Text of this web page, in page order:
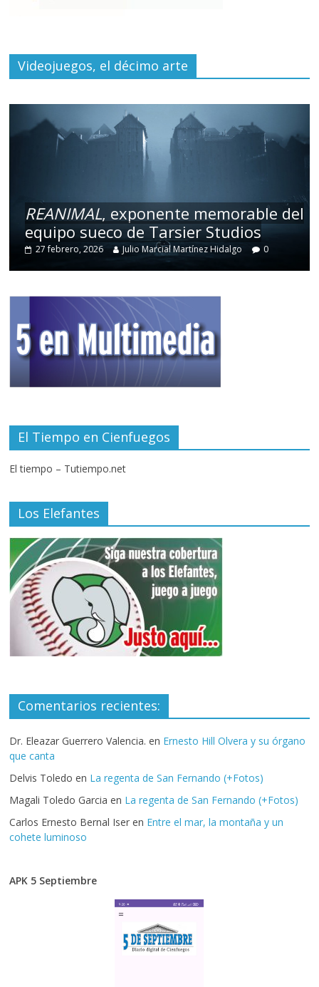
Videojuegos, el décimo arte
REANIMAL, exponente memorable del
equipo sueco de Tarsier Studios
27 febrero, 2026 Julio Marcial Martínez Hidalgo 0
El Tiempo en Cienfuegos
El tiempo – Tutiempo.net
Los Elefantes
Comentarios recientes:
Dr. Eleazar Guerrero Valencia. en Ernesto Hill Olvera y su órgano
que canta
Delvis Toledo en La regenta de San Fernando (+Fotos)
Magali Toledo Garcia en La regenta de San Fernando (+Fotos)
Carlos Ernesto Bernal Iser en Entre el mar, la montaña y un
cohete luminoso
APK 5 Septiembre